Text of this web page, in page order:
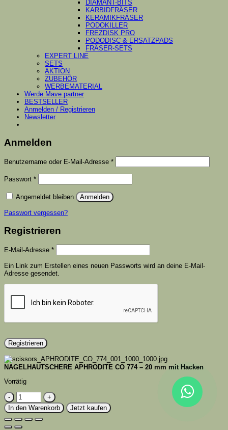
DIAMANT-BITS
KARBIDFRÄSER
KERAMIKFRÄSER
PODOKILLER
FREZDISK PRO
PODODISC & ERSATZPADS
FRÄSER-SETS
EXPERT LINE
SETS
AKTION
ZUBEHÖR
WERBEMATERIAL
Werde Mave partner
BESTSELLER
Anmelden / Registrieren
Newsletter
Anmelden
Benutzername oder E-Mail-Adresse *Erforderlich
Passwort *Erforderlich
Angemeldet bleiben Anmelden
Passwort vergessen?
Registrieren
E-Mail-Adresse *Erforderlich
Ein Link zum Erstellen eines neuen Passworts wird an deine E-Mail-
Adresse gesendet.
Registrieren
NAGELHAUTSCHERE APHRODITE CO 774 – 20 mm mit Hacken
Vorrätig
NAGELHAUTSCHERE
APHRODITE
CO
774
–
In den Warenkorb Jetzt kaufen